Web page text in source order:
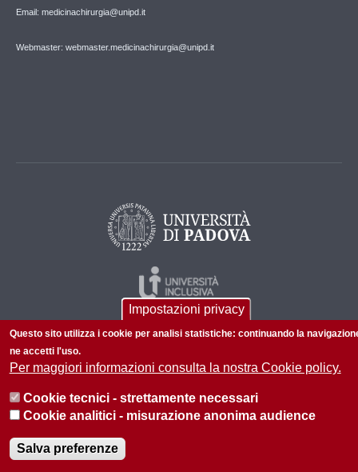
Email: medicinachirurgia@unipd.it
Webmaster: webmaster.medicinachirurgia@unipd.it
© 2026 Università di Padova - Tutti i diritti riservati
P.I. 00742430283 C.F. 80006480281
Informazioni su questo sito
Impostazioni privacy
Questo sito utilizza i cookie per analisi statistiche: continuando la
ne accetti l'uso.
Per maggiori informazioni consulta la nostra Cookie policy.
Cookie tecnici - strettamente necessari
Cookie analitici - misurazione anonima audience
Salva preferenze